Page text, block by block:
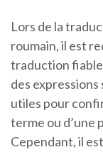
Lors de la
roumain, il est
traduction
des
utiles pour
terme ou d’une
Cependant, il